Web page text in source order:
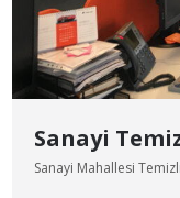
Sanayi
Sanayi Mahallesi